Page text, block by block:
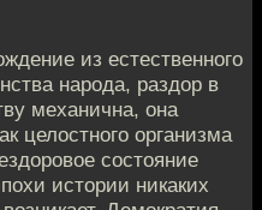
из естественного
народа, раздор в
механична, она
целостного организма
состояние
истории никаких